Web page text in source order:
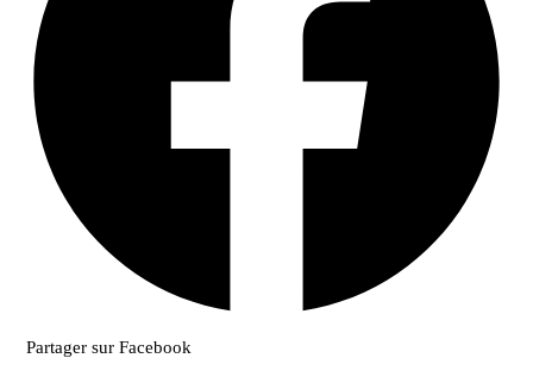
Partager sur Facebook